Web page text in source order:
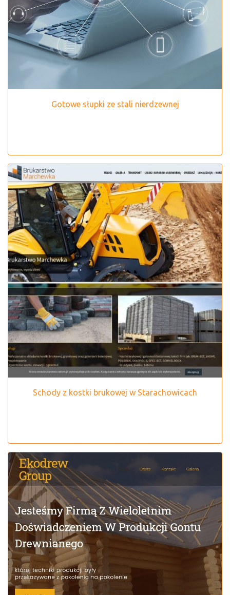
Gotowe słupki ze stali nierdzewnej
Schody z kostki brukowej w Starachowicach